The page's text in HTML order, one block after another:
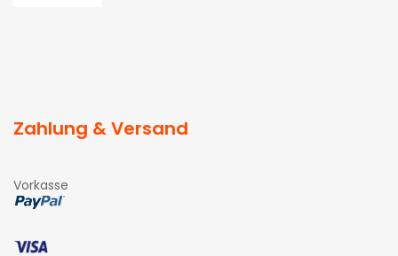
Zahlung & Versand
Vorkasse